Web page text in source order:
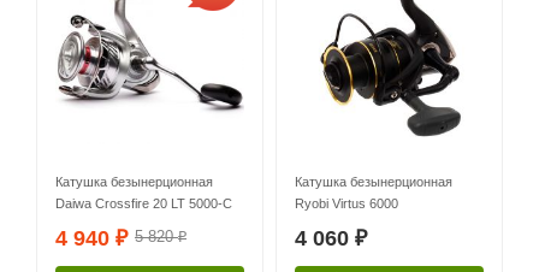
Катушка безынерционная
Daiwa Crossfire 20 LT 5000-С
4 940 ₽ 5 820₽
Катушка безынерционная
Ryobi Virtus 6000
4 060 ₽